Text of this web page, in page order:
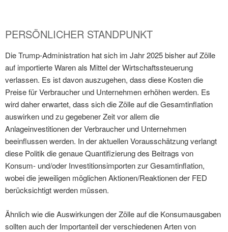
PERSÖNLICHER STANDPUNKT
Die Trump-Administration hat sich im Jahr 2025 bisher auf Zölle
auf importierte Waren als Mittel der Wirtschaftssteuerung
verlassen. Es ist davon auszugehen, dass diese Kosten die
Preise für Verbraucher und Unternehmen erhöhen werden. Es
wird daher erwartet, dass sich die Zölle auf die Gesamtinflation
auswirken und zu gegebener Zeit vor allem die
Anlageinvestitionen der Verbraucher und Unternehmen
beeinflussen werden. In der aktuellen Vorausschätzung verlangt
diese Politik die genaue Quantifizierung des Beitrags von
Konsum- und/oder Investitionsimporten zur Gesamtinflation,
wobei die jeweiligen möglichen Aktionen/Reaktionen der FED
berücksichtigt werden müssen.
Ähnlich wie die Auswirkungen der Zölle auf die Konsumausgaben
sollten auch der Importanteil der verschiedenen Arten von